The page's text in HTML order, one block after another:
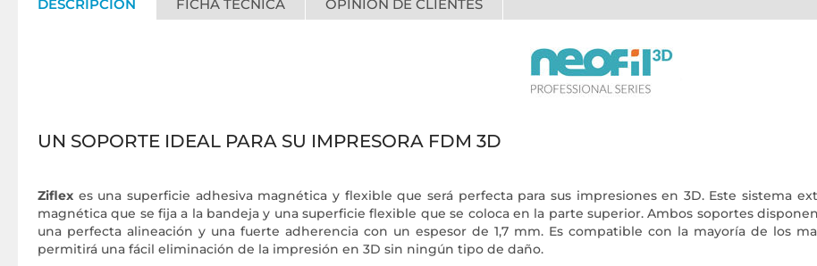
DESCRIPCIÓN FICHA TÉCNICA OPINIÓN DE CLIENTES
UN SOPORTE IDEAL PARA SU IMPRESORA FDM 3D
Ziflex es una superficie adhesiva magnética y flexible que será perfecta para sus impresiones en 3D. Este sistema
magnética que se fija a la bandeja y una superficie flexible que se coloca en la parte superior. Ambos soportes
una perfecta alineación y una fuerte adherencia con un espesor de 1,7 mm. Es compatible con la mayoría de los
permitirá una fácil eliminación de la impresión en 3D sin ningún tipo de daño.